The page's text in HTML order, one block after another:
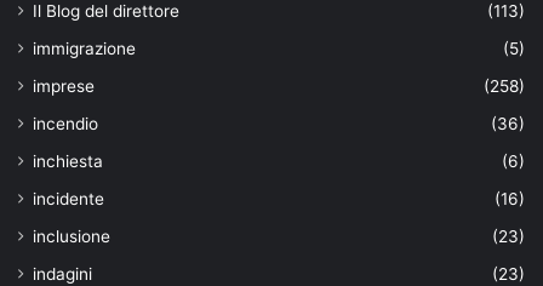
Il Blog del direttore
(113)
immigrazione
(5)
imprese
(258)
incendio
(36)
inchiesta
(6)
incidente
(16)
inclusione
(23)
indagini
(23)